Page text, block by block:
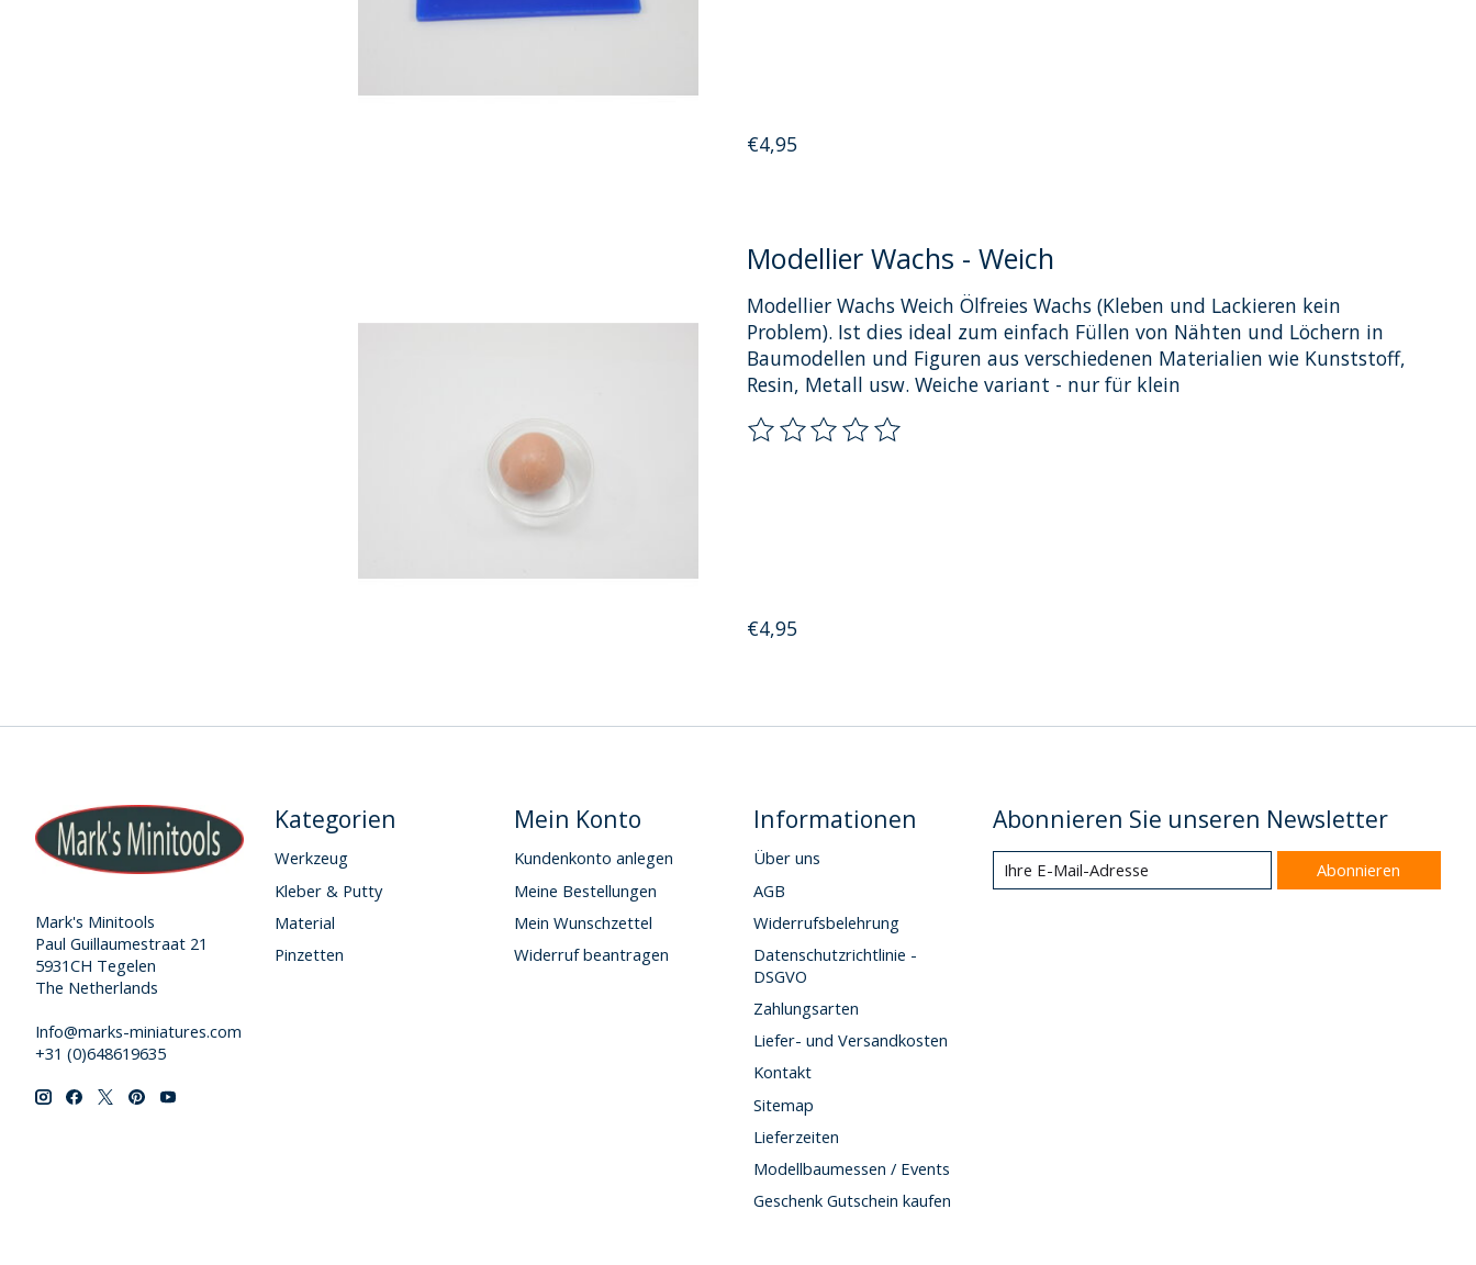
€4,95
Modellier Wachs - Weich
Modellier Wachs Weich Ölfreies Wachs (Kleben und Lackieren kein
Problem). Ist dies ideal zum einfach Füllen von Nähten und Löchern in
Baumodellen und Figuren aus verschiedenen Materialien wie Kunststoff,
Resin, Metall usw. Weiche variant - nur für klein
Die Bewertung dieses Produkts ist
€4,95
Mark's Minitools
Paul Guillaumestraat 21
5931CH Tegelen
The Netherlands
Info@marks-miniatures.com
+31 (0)648619635
Kategorien
Werkzeug
Kleber & Putty
Material
Pinzetten
Mein Konto
Kundenkonto anlegen
Meine Bestellungen
Mein Wunschzettel
Widerruf beantragen
Informationen
Über uns
AGB
Widerrufsbelehrung
Datenschutzrichtlinie -
DSGVO
Zahlungsarten
Liefer- und Versandkosten
Kontakt
Sitemap
Lieferzeiten
Modellbaumessen / Events
Geschenk Gutschein kaufen
Abonnieren Sie unseren Newsletter
Abonnieren